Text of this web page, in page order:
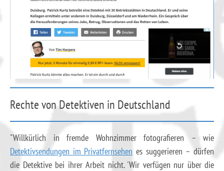
Rechte von Detektiven in Deutschland
"Willkürlich in fremde Wohnzimmer fotografieren – wie
Detektivsendungen im Privatfernsehen es suggerieren – dürfen
die Detektive bei ihrer Arbeit nicht. 'Wir verfügen nur über die